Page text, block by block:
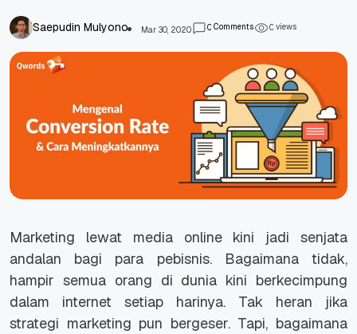
Saepudin Mulyono Mar 30, 2020 0Comments 0views
Marketing lewat media online kini jadi senjata
andalan bagi para pebisnis. Bagaimana tidak,
hampir semua orang di dunia kini berkecimpung
dalam internet setiap harinya. Tak heran jika
strategi marketing pun bergeser. Tapi, bagaimana